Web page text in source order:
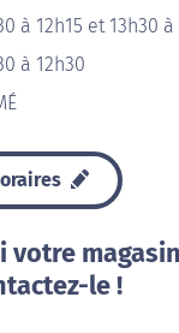
à 12h15 et 13h30 à
à 12h30
votre
le !